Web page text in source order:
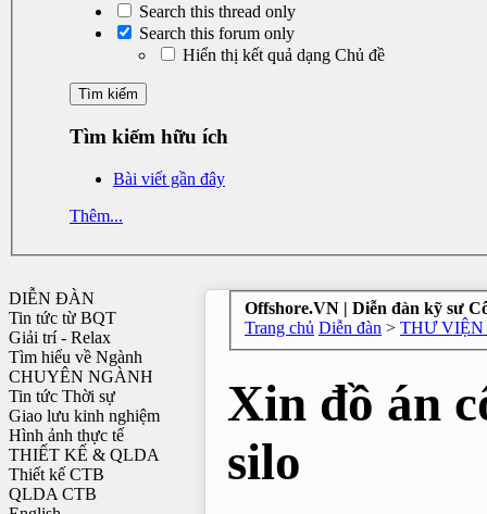
Search this thread only
Search this forum only
Hiển thị kết quả dạng Chủ đề
Tìm kiếm hữu ích
Bài viết gần đây
Thêm...
DIỄN ĐÀN
Tin tức từ BQT
Giải trí - Relax
Tìm hiểu về Ngành
CHUYÊN NGÀNH
Tin tức Thời sự
Giao lưu kinh nghiệm
Hình ảnh thực tế
THIẾT KẾ & QLDA
Thiết kế CTB
QLDA CTB
Offshore.VN | Diễn đàn kỹ sư
Trang chủ Diễn đàn > THƯ
Xin đồ án
silo